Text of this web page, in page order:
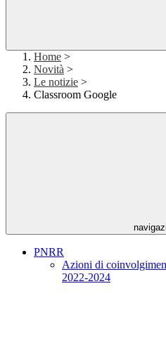
Home >
Novità >
Le notizie >
Classroom Google
PNRR
Azioni di
2022-2024